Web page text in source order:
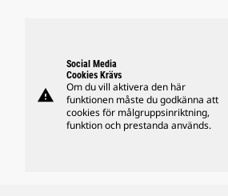
warning
Social Media
Cookies Krävs
Om du vill aktivera den här
funktionen måste du godkänna att
cookies för målgruppsinriktning,
funktion och prestanda används.